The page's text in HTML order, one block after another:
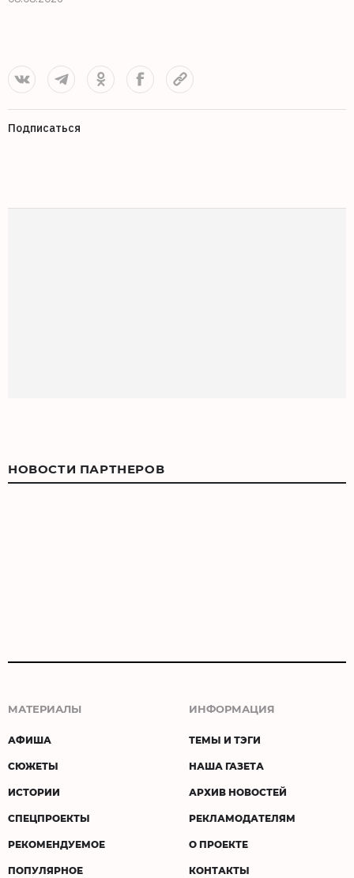
Подписаться
НОВОСТИ ПАРТНЕРОВ
МАТЕРИАЛЫ
АФИША
СЮЖЕТЫ
ИСТОРИИ
СПЕЦПРОЕКТЫ
РЕКОМЕНДУЕМОЕ
ПОПУЛЯРНОЕ
ИНФОРМАЦИЯ
ТЕМЫ И ТЭГИ
НАША ГАЗЕТА
АРХИВ НОВОСТЕЙ
РЕКЛАМОДАТЕЛЯМ
О ПРОЕКТЕ
КОНТАКТЫ